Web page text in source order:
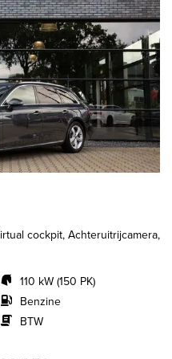
cockpit, Achteruitrijcamera,
110 kW (150 PK)
Benzine
BTW